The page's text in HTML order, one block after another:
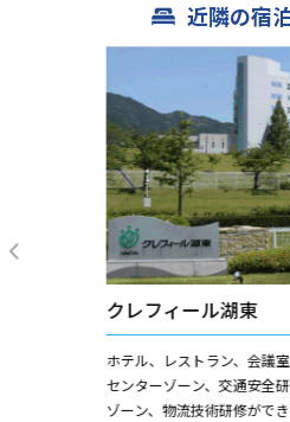
近隣の宿
クレフィール湖東
ホテル、レストラン、会議
センターゾーン、交通安全
ゾーン、物流技術研修がで